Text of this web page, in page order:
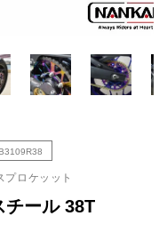
ロケッット
チール 38T